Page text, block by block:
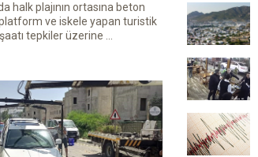
halk plajının ortasına beton
ve iskele yapan turistik
tepkiler üzerine ...